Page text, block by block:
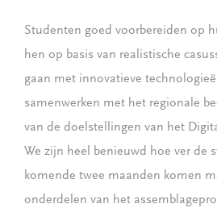
Studenten goed voorbereiden op
hen op basis van realistische
gaan met innovatieve
samenwerken met het regionale
van de doelstellingen van het
We zijn heel benieuwd hoe ver de
komende twee maanden komen
onderdelen van het